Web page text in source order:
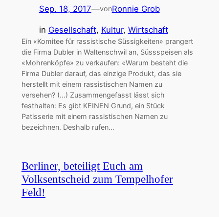
Sep. 18, 2017—vonRonnie Grob
in Gesellschaft, Kultur, Wirtschaft
Ein «Komitee für rassistische Süssigkeiten» prangert
die Firma Dubler in Waltenschwil an, Süssspeisen als
«Mohrenköpfe» zu verkaufen: «Warum besteht die
Firma Dubler darauf, das einzige Produkt, das sie
herstellt mit einem rassistischen Namen zu
versehen? (…) Zusammengefasst lässt sich
festhalten: Es gibt KEINEN Grund, ein Stück
Patisserie mit einem rassistischen Namen zu
bezeichnen. Deshalb rufen…
Berliner, beteiligt Euch am
Volksentscheid zum Tempelhofer
Feld!